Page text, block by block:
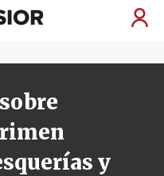
I
x
l
i
o
r
y